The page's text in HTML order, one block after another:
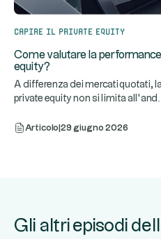
Capire il private equity
Come valutare la
equity?
A differenza dei mercati quotati,
private equity non si limita all’and
Articolo 29 giugno 2026
Gli altri episodi